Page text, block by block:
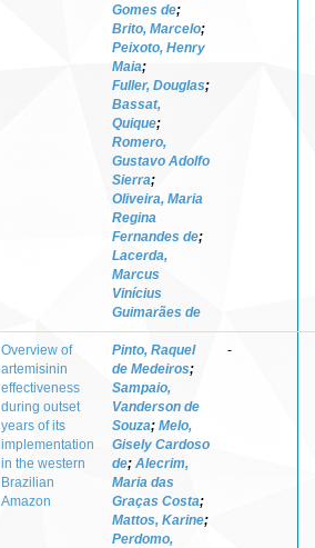
Gomes de;
Brito, Marcelo;
Peixoto, Henry
Maia;
Fuller, Douglas;
Bassat,
Quique;
Romero,
Gustavo Adolfo
Sierra;
Oliveira, Maria
Regina
Fernandes de;
Lacerda,
Marcus
Vinícius
Guimarães de
Overview of
artemisinin
effectiveness
during outset
years of its
implementation
in the western
Brazilian
Amazon
Pinto, Raquel
de Medeiros;
Sampaio,
Vanderson de
Souza; Melo,
Gisely Cardoso
de; Alecrim,
Maria das
Graças Costa;
Mattos, Karine;
Perdomo,
-